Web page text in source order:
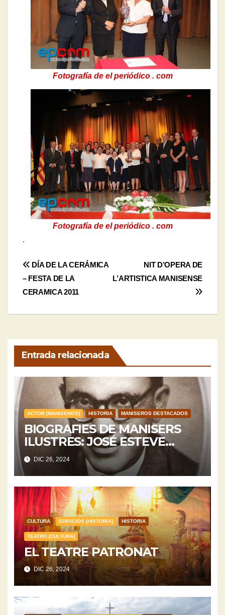
Fotografía de el periódico . com
Fotografía de el periódico . com
.
Navegación
de
entradas
NIT D’OPERA DE
L’ARTISTICA MANISENSE
DÍA DE LA CERÁMICA
– FESTA DE LA
CERAMICA 2011
Entrada relacionada
ACTOR [MANISEROS] HISTORIA MANISEROS DESTACADOS
BIOGRAFIES DE MANISERS
ILUSTRES: JOSÉ ESTEVE
SERRA
DIC 26, 2024
CULTURA EDIFICIOS [HISTORIA] HISTORIA
TEATRO [CULTURA]
EL TEATRE PATRONAT
DIC 26, 2024